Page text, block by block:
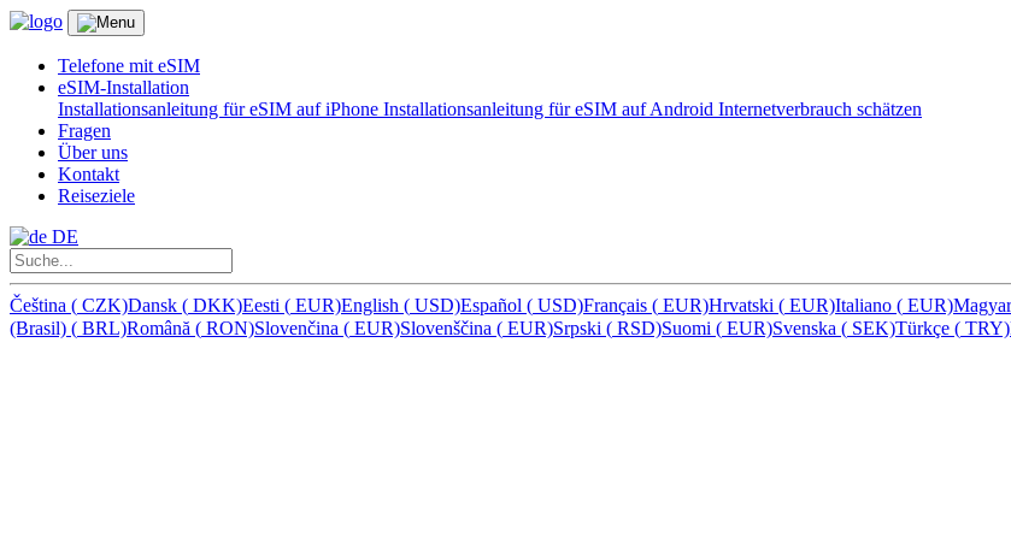
Telefone mit eSIM
eSIM-Installation
Installationsanleitung für eSIM auf iPhone Installationsanleitung für eSIM auf Android Internetverbrauch schätzen
Fragen
Über uns
Kontakt
Reiseziele
DE
Čeština ( CZK)Dansk ( DKK)Eesti ( EUR)English ( USD)Español ( USD)Français ( EUR)Hrvatski ( EUR)Italiano ( EUR)
(Brasil) ( BRL)Română ( RON)Slovenčina ( EUR)Slovenščina ( EUR)Srpski ( RSD)Suomi ( EUR)Svenska ( SEK)Türkçe ( TRY)